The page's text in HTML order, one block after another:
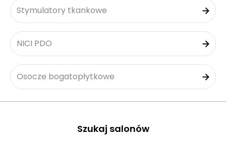
Stymulatory tkankowe
NICI PDO
Osocze bogatopłytkowe
Szukaj salonów